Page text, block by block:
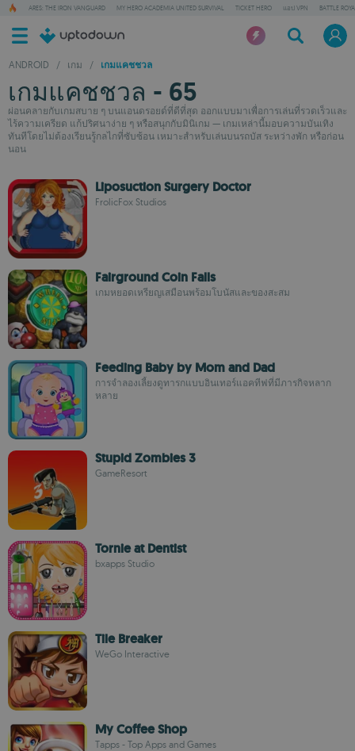
ARES: THE IRON VANGUARD MY HERO ACADEMIA UNITED SURVIVAL TICKET HERO แอป VPN BATTLE
ANDROID / เกม / เกมแคชชวล
เกมแคชชวล - 65
ผ่อนคลายกับเกมสบาย ๆ บนแอนดรอยด์ที่ดีที่สุด ออกแบบมาเพื่อการเล่นที่รวดเร็วและ
ไร้ความเครียด แก้ปริศนาง่าย ๆ หรือสนุกกับมินิเกม — เกมเหล่านี้มอบความบันเทิง
ทันทีโดยไม่ต้องเรียนรู้กลไกที่ซับซ้อน เหมาะสำหรับเล่นบนรถบัส ระหว่างพัก หรือก่อน
นอน
Liposuction Surgery Doctor
FrolicFox Studios
Fairground Coin Falls
เกมหยอดเหรียญเสมือนพร้อมโบนัสและของสะสม
Feeding Baby by Mom and Dad
การจำลองเลี้ยงดูทารกแบบอินเทอร์แอคทีฟที่มีภารกิจหลาก
หลาย
Stupid Zombies 3
GameResort
Tornie at Dentist
bxapps Studio
Tile Breaker
WeGo Interactive
My Coffee Shop
Tapps - Top Apps and Games